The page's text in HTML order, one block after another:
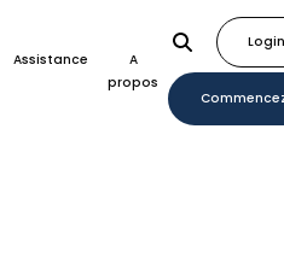
Assistance
A
propos
Login